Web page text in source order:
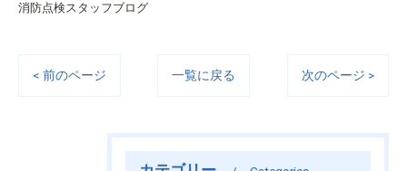
消防点検スタッフブログ
< 前のページ 一覧に戻る 次のページ >